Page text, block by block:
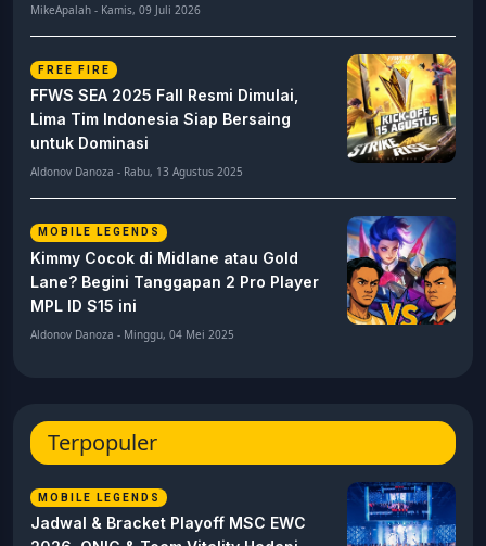
MikeApalah - Kamis, 09 Juli 2026
FREE FIRE
FFWS SEA 2025 Fall Resmi Dimulai,
Lima Tim Indonesia Siap Bersaing
untuk Dominasi
Aldonov Danoza - Rabu, 13 Agustus 2025
MOBILE LEGENDS
Kimmy Cocok di Midlane atau Gold
Lane? Begini Tanggapan 2 Pro Player
MPL ID S15 ini
Aldonov Danoza - Minggu, 04 Mei 2025
Terpopuler
MOBILE LEGENDS
Jadwal & Bracket Playoff MSC EWC